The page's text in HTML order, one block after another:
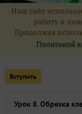
Наш сайт
работу и
Продолжая
Политикой
Вступить
Д/з №9. Обрезка
Урок 10. Обрезка
Д/з №7. Обрезка
Урок 8. Обрезка